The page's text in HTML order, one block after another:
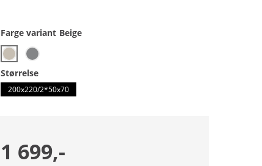
Farge variant Beige
Størrelse
200x220/2*50x70
1 699,-